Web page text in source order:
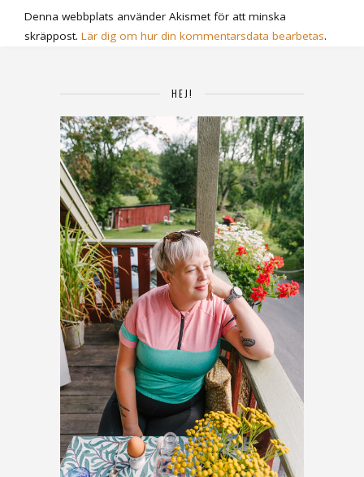
Denna webbplats använder Akismet för att minska
skräppost. Lär dig om hur din kommentarsdata bearbetas.
HEJ!